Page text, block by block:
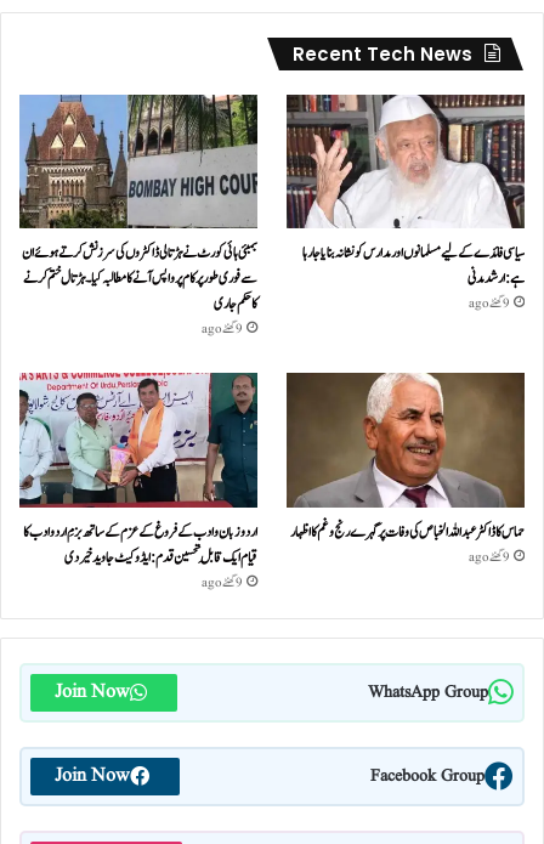
Recent Tech News
سیاسی فائدے کے لیے مسلمانوں اور مدارس کو نشانہ بنایا جا رہا
ہے: ارشد مدنی
9 گھنٹے ago
بمبئی ہائی کورٹ نے ہڑتالی ڈاکٹروں کی سرزنش کرتے ہوئے ان
سے فوری طور پر کام پر واپس آنے کا مطالبہ کیا۔ہڑتال ختم کرنے
کا حکم جاری
9 گھنٹے ago
حماس کا ڈاکٹر عبداللہ الخباص کی وفات پر گہرے رنج وغم کااظہار
9 گھنٹے ago
اردو زبان و ادب کے فروغ کے عزم کے ساتھ بزمِ اردو ادب کا
قیام ایک قابلِ تحسین قدم : ایڈوکیٹ جاوید خیردی
9 گھنٹے ago
WhatsApp Group
Join Now
Facebook Group
Join Now